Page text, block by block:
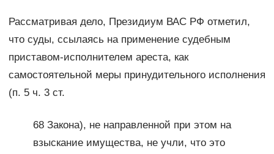
Рассматривая дело, Президиум ВАС РФ отметил,
что суды, ссылаясь на применение судебным
приставом-исполнителем ареста, как
самостоятельной меры принудительного исполнения
(п. 5 ч. 3 ст.
68 Закона), не направленной при этом на
взыскание имущества, не учли, что это